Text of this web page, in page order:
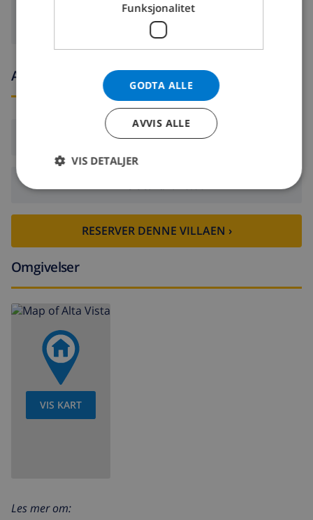
Ankomst- og avgangstider
Ankomst:Fra 16:00 før 20:00
RESERVER DENNE VILLAEN ›
Omgivelser
VIS KART
Les mer om:
Funksjonalitet
GODTA ALLE
AVVIS ALLE
VIS DETALJER